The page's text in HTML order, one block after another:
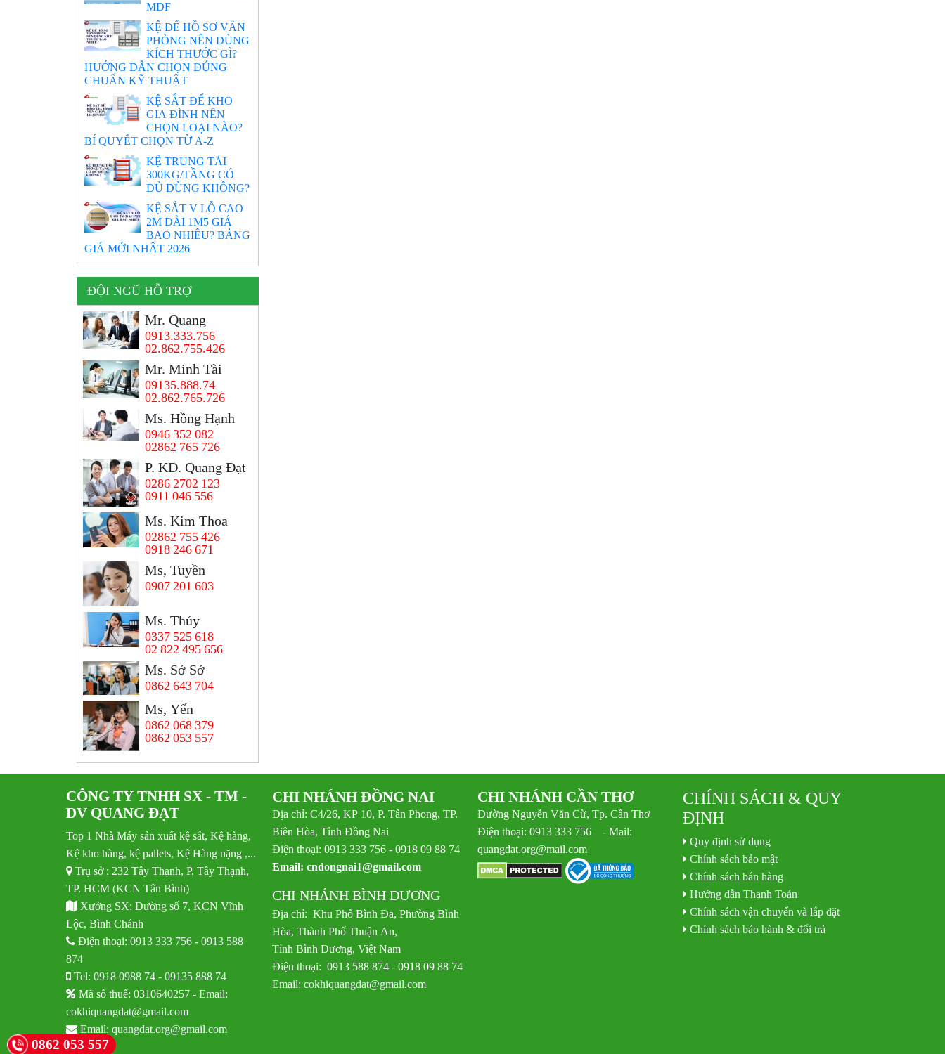
MDF
KỆ ĐỂ HỒ SƠ VĂN
PHÒNG NÊN DÙNG
KÍCH THƯỚC GÌ?
HƯỚNG DẪN CHỌN ĐÚNG
CHUẨN KỸ THUẬT
KỆ SẮT ĐỂ KHO
GIA ĐÌNH NÊN
CHỌN LOẠI NÀO?
BÍ QUYẾT CHỌN TỪ A-Z
KỆ TRUNG TẢI
300KG/TẦNG CÓ
ĐỦ DÙNG KHÔNG?
KỆ SẮT V LỖ CAO
2M DÀI 1M5 GIÁ
BAO NHIÊU? BẢNG
GIÁ MỚI NHẤT 2026
ĐỘI NGŨ HỖ TRỢ
Mr. Quang
0913.333.756
02.862.755.426
Mr. Minh Tài
09135.888.74
02.862.765.726
Ms. Hồng Hạnh
0946 352 082
02862 765 726
P. KD. Quang Đạt
0286 2702 123
0911 046 556
Ms. Kim Thoa
02862 755 426
0918 246 671
Ms, Tuyền
0907 201 603
Ms. Thủy
0337 525 618
02 822 495 656
Ms. Sở Sở
0862 643 704
Ms, Yến
0862 068 379
0862 053 557
CÔNG TY TNHH SX - TM -
DV QUANG ĐẠT
Top 1 Nhà Máy sản xuất kệ sắt, Kệ hàng,
Kệ kho hàng, kệ pallets, Kệ Hàng nặng ,...
Trụ sở : 232 Tây Thạnh, P. Tây Thạnh,
TP. HCM (KCN Tân Bình)
Xưởng SX: Đường số 7, KCN Vĩnh
Lộc, Bình Chánh
Điện thoại:0913 333 756 -0913 588
874
Tel:0918 0988 74 -09135 888 74
Mã số thuế: 0310640257 - Email:
cokhiquangdat@gmail.com
Email:quangdat.org@gmail.com
CHI NHÁNH ĐỒNG NAI
Địa chỉ: C4/26, KP 10, P. Tân Phong, TP.
Biên Hòa, Tỉnh Đồng Nai
Điện thoại: 0913 333 756 - 0918 09 88 74
Email: cndongnai1@gmail.com
CHI NHÁNH BÌNH DƯƠNG
Địa chỉ: Khu Phố Bình Đa, Phường Bình
Hòa, Thành Phố Thuận An,
Tỉnh Bình Dương, Việt Nam
Điện thoại: 0913 588 874 - 0918 09 88 74
Email: cokhiquangdat@gmail.com
CHI NHÁNH CẦN THƠ
Đường Nguyễn Văn Cừ, Tp. Cần Thơ
Điện thoại: 0913 333 756 - Mail:
quangdat.org@mail.com
CHÍNH SÁCH & QUY
ĐỊNH
Quy định sử dụng
Chính sách bảo mật
Chính sách bán hàng
Hướng dẫn Thanh Toán
Chính sách vận chuyển và lắp đặt
Chính sách bảo hành & đổi trả
0862 053 557